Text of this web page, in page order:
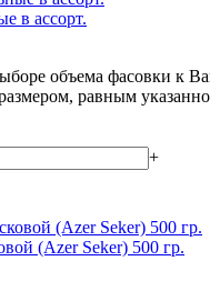
в ассорт.
объема фасовки к
равным
+
(Azer Seker) 500 гр.